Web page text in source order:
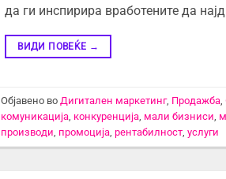
да ги инспирира вработените да
ВИДИ ПОВЕЌЕ →
Објавено во Дигитален маркетинг, Продажба ,
комуникација конкуренција мали бизниси
производи промоција ,рентабилност ,услуги